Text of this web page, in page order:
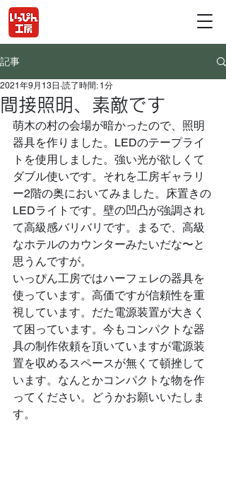
記事
間接照明、素敵です
2021年9月13日 読了時間: 1分
萌木の村の会場が暗かったので、照明
器具を作りました。LEDのテープライ
トを使用しました。強い光が欲しくて
ダブル使いです。それを工房ギャラリ
ー2階の奥においてみました。床置きの
LEDライトです。壁の凹凸が強調され
て高級感バリバリです。まるで、高級
なホテルのカウンターみたいだな〜と
思うんですが。
いっぴん工房ではハーフェレの器具を
使っています。高価ですが信頼性を重
視しています。だた電源装置が大きく
て困っています。今もコンパクトな器
具の制作依頼を頂いていますが電源装
置を収めるスペースが無くて頓挫して
います。なんとかコンパクトな物を作
ってください。どうかお願いいたしま
す。